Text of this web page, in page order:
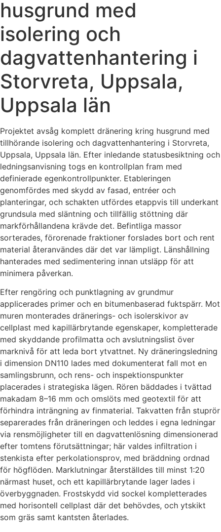
husgrund med
isolering och
dagvattenhantering i
Storvreta, Uppsala,
Uppsala län
Projektet avsåg komplett dränering kring husgrund med
tillhörande isolering och dagvattenhantering i Storvreta,
Uppsala, Uppsala län. Efter inledande statusbesiktning och
ledningsanvisning togs en kontrollplan fram med
definierade egenkontrollpunkter. Etableringen
genomfördes med skydd av fasad, entréer och
planteringar, och schakten utfördes etappvis till underkant
grundsula med släntning och tillfällig stöttning där
markförhållandena krävde det. Befintliga massor
sorterades, förorenade fraktioner forslades bort och rent
material återanvändes där det var lämpligt. Länshållning
hanterades med sedimentering innan utsläpp för att
minimera påverkan.
Efter rengöring och punktlagning av grundmur
applicerades primer och en bitumenbaserad fuktspärr. Mot
muren monterades dränerings- och isolerskivor av
cellplast med kapillärbrytande egenskaper, kompletterade
med skyddande profilmatta och avslutningslist över
marknivå för att leda bort ytvattnet. Ny dräneringsledning
i dimension DN110 lades med dokumenterat fall mot en
samlingsbrunn, och rens- och inspektionspunkter
placerades i strategiska lägen. Rören bäddades i tvättad
makadam 8–16 mm och omslöts med geotextil för att
förhindra inträngning av finmaterial. Takvatten från stuprör
separerades från dräneringen och leddes i egna ledningar
via rensmöjligheter till en dagvattenlösning dimensionerad
efter tomtens förutsättningar; här valdes infiltration i
stenkista efter perkolationsprov, med bräddning ordnad
för högflöden. Marklutningar återställdes till minst 1:20
närmast huset, och ett kapillärbrytande lager lades i
överbyggnaden. Frostskydd vid sockel kompletterades
med horisontell cellplast där det behövdes, och ytskikt
som gräs samt kantsten återlades.